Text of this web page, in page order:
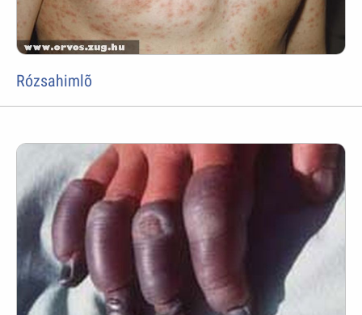
Rózsahimlõ